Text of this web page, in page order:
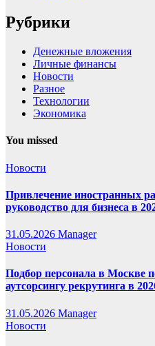
Рубрики
Денежные вложения
Личные финансы
Новости
Разное
Технологии
Экономика
You missed
Новости
Привлечение иностранных
руководство для бизнеса в
31.05.2026 Manager
Новости
Подбор персонала в Москве
аутсорсингу рекрутинга в
31.05.2026 Manager
Новости